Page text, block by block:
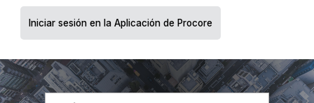
Iniciar sesión en la Aplicación de Procore